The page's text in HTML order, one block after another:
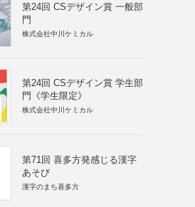
第24回 CSデザイン賞 一般部
門
株式会社中川ケミカル
第24回 CSデザイン賞 学生部
門《学生限定》
株式会社中川ケミカル
第71回 喜多方発感じる漢字
あそび
漢字のまち喜多方